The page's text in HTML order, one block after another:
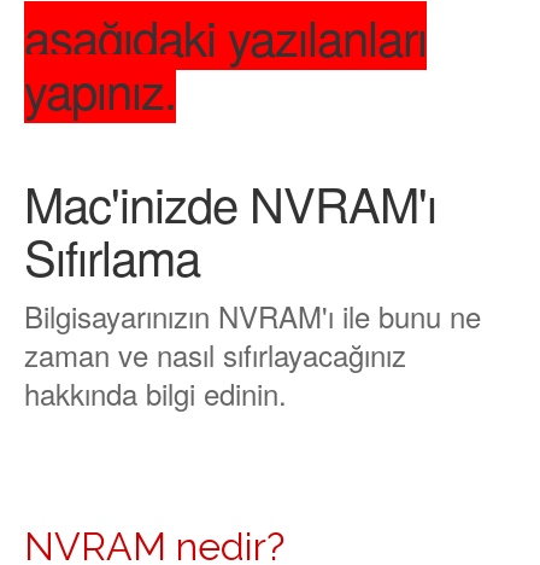
aşağıdaki yazılanları
yapınız.
Mac'inizde NVRAM'ı
Sıfırlama
Bilgisayarınızın NVRAM'ı ile bunu ne
zaman ve nasıl sıfırlayacağınız
hakkında bilgi edinin.
NVRAM nedir?